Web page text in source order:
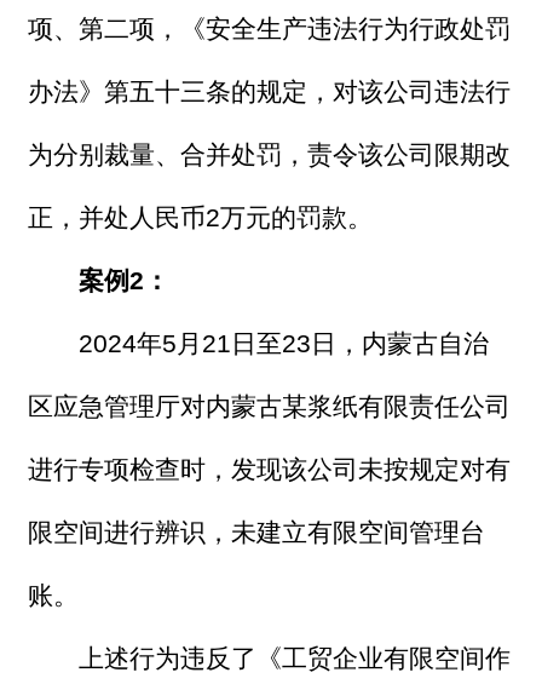
项、第二项，《安全生产违法行为行政处罚
办法》第五十三条的规定，对该公司违法行
为分别裁量、合并处罚，责令该公司限期改
正，并处人民币2万元的罚款。
案例2：
2024年5月21日至23日，内蒙古自治
区应急管理厅对内蒙古某浆纸有限责任公司
进行专项检查时，发现该公司未按规定对有
限空间进行辨识，未建立有限空间管理台
账。
上述行为违反了《工贸企业有限空间作